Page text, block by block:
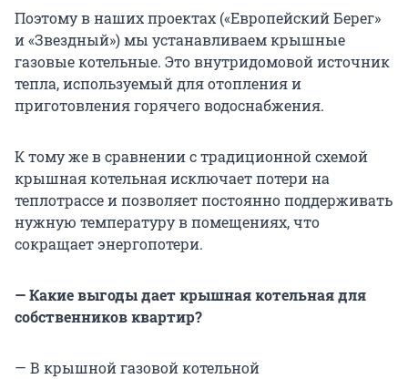
Поэтому в наших проектах («Европейский Берег»
и «Звездный») мы устанавливаем крышные
газовые котельные. Это внутридомовой источник
тепла, используемый для отопления и
приготовления горячего водоснабжения.
К тому же в сравнении с традиционной схемой
крышная котельная исключает потери на
теплотрассе и позволяет постоянно поддерживать
нужную температуру в помещениях, что
сокращает энергопотери.
— Какие выгоды дает крышная котельная для
собственников квартир?
— В крышной газовой котельной